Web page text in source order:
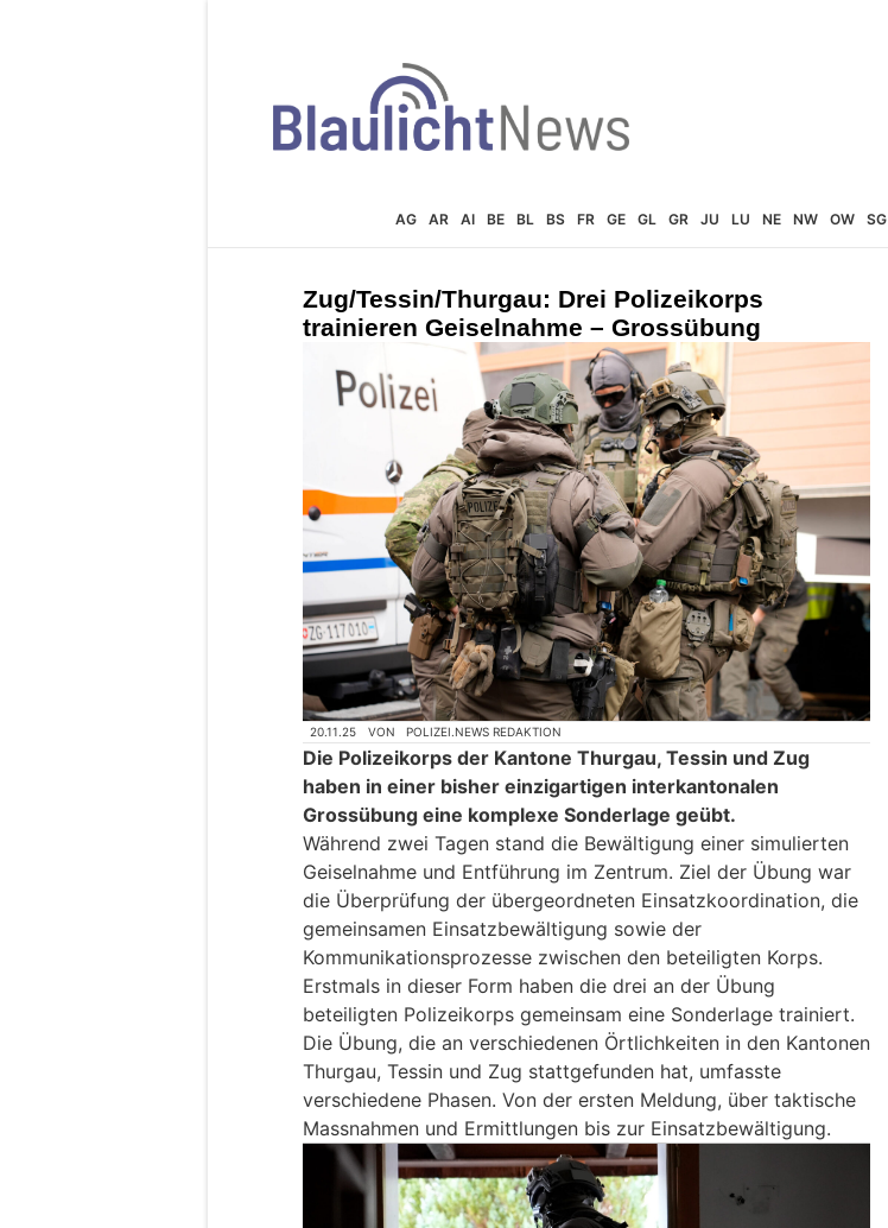
AG AR AI BE BL BS FR GE GL GR JU LU NE NW OW SG
Zug/Tessin/Thurgau: Drei Polizeikorps
trainieren Geiselnahme – Grossübung
20.11.25 VON POLIZEI.NEWS REDAKTION
Die Polizeikorps der Kantone Thurgau, Tessin und Zug
haben in einer bisher einzigartigen interkantonalen
Grossübung eine komplexe Sonderlage geübt.
Während zwei Tagen stand die Bewältigung einer simulierten
Geiselnahme und Entführung im Zentrum. Ziel der Übung war
die Überprüfung der übergeordneten Einsatzkoordination, die
gemeinsamen Einsatzbewältigung sowie der
Kommunikationsprozesse zwischen den beteiligten Korps.
Erstmals in dieser Form haben die drei an der Übung
beteiligten Polizeikorps gemeinsam eine Sonderlage trainiert.
Die Übung, die an verschiedenen Örtlichkeiten in den Kantonen
Thurgau, Tessin und Zug stattgefunden hat, umfasste
verschiedene Phasen. Von der ersten Meldung, über taktische
Massnahmen und Ermittlungen bis zur Einsatzbewältigung.